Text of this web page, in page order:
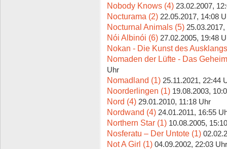
Nobody Knows (4) 23.02.2007,
Nocturama (2) 22.05.2017, 14:08
Nocturnal Animals (5)
Nói Albinói (6) 27.02.2005, 19:48
Nokan - Die Kunst des
Nomaden der Lüfte - Das
Uhr
Nomadland (1) 25.11.2021, 22:44
Noorderlingen (1) 19.08.2003,
Nord (4) 29.01.2010, 11:18 Uhr
Nordwand (4) 24.01.2011, 16:55
Northern Star (1) 10.08.2005,
Nosferatu – Der Untote (1)
Not A Girl (1) 04.09.2002, 22:03 Uhr